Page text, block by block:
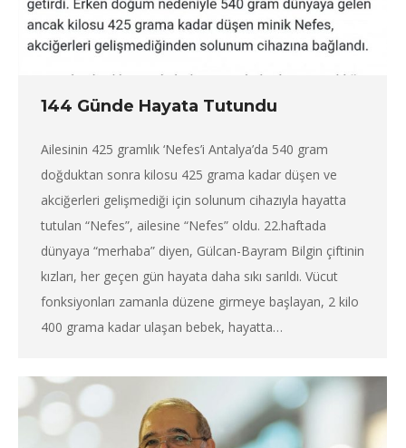
144 Günde Hayata Tutundu
Ailesinin 425 gramlık ‘Nefes’i Antalya’da 540 gram
doğduktan sonra kilosu 425 grama kadar düşen ve
akciğerleri gelişmediği için solunum cihazıyla hayatta
tutulan “Nefes”, ailesine “Nefes” oldu. 22.haftada
dünyaya “merhaba” diyen, Gülcan-Bayram Bilgin çiftinin
kızları, her geçen gün hayata daha sıkı sarıldı. Vücut
fonksiyonları zamanla düzene girmeye başlayan, 2 kilo
400 grama kadar ulaşan bebek, hayatta…